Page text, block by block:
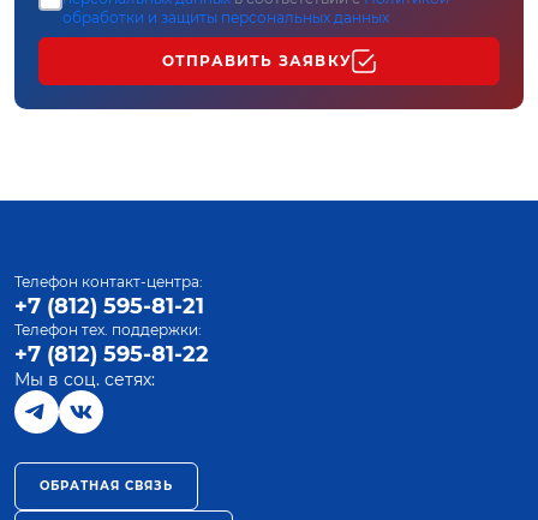
обработки и защиты персональных данных
ОТПРАВИТЬ ЗАЯВКУ
Телефон контакт-центра:
+7 (812) 595-81-21
Телефон тех. поддержки:
+7 (812) 595-81-22
Мы в соц. сетях:
ОБРАТНАЯ СВЯЗЬ